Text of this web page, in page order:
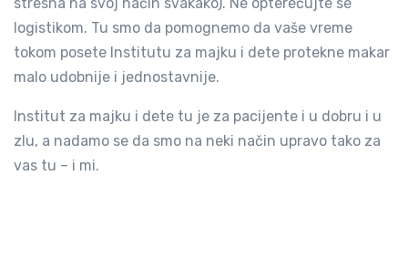
logistikom. Tu smo da pomognemo da vaše vreme
tokom posete Institutu za majku i dete protekne makar
malo udobnije i jednostavnije.
Institut za majku i dete tu je za pacijente i u dobru i u
zlu, a nadamo se da smo na neki način upravo tako za
vas tu – i mi.